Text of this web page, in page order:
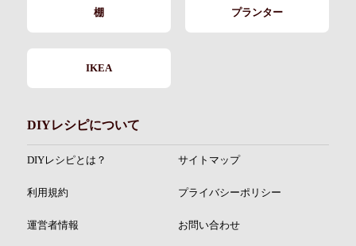
棚 プランター
IKEA
DIYレシピについて
DIYレシピとは？ サイトマップ
利用規約 プライバシーポリシー
運営者情報 お問い合わせ